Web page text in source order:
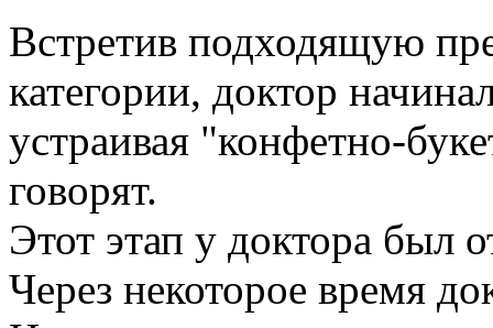
Встретив подходящую
категории, доктор
устраивая "конфетно-
говорят.
Этот этап у доктора был
Через некоторое время